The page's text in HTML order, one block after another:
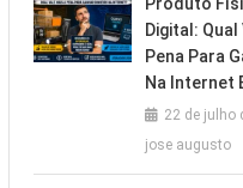
Digital: Qual
Pena Para
Na Internet
22 de julho
jose augusto